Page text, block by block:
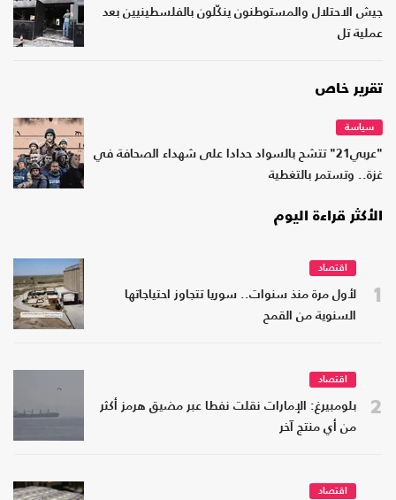
جيش الاحتلال والمستوطنون ينكّلون بالفلسطينيين بعد
عملية تل
تقرير خاص
سياسة
"عربي21" تتشح بالسواد حدادا على شهداء الصحافة في
غزة.. وتستمر بالتغطية
الأكثر قراءة اليوم
1
اقتصاد
لأول مرة منذ سنوات.. سوريا تتجاوز احتياجاتها
السنوية من القمح
2
اقتصاد
بلومبيرغ: الإمارات نقلت نفطا عبر مضيق هرمز أكثر
من أي منتج آخر
اقتصاد